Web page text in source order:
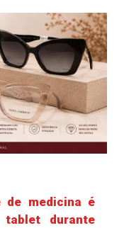
de medicina é
durante